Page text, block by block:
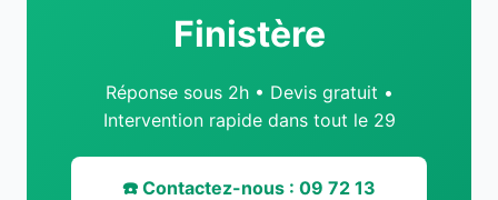
Finistère
Réponse sous 2h • Devis gratuit •
Intervention rapide dans tout le 29
☎️ Contactez-nous : 09 72 13